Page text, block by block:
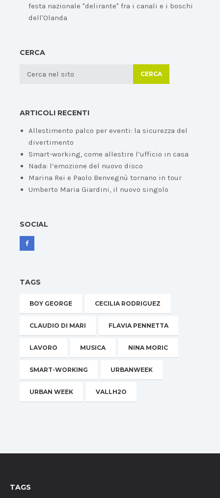
festa nazionale "delirante" fra i canali e i boschi
dell'Olanda
CERCA
CERCA
ARTICOLI RECENTI
Allestimento palco per eventi: la sicurezza del
divertimento
Smart-working, come allestire l’ufficio in casa
Nada: l’emozione del nuovo disco
Marina Rei e Paolo Benvegnù tornano in tour
Umberto Maria Giardini, il nuovo singolo
SOCIAL
TAGS
BOY GEORGE CECILIA RODRIGUEZ
CLAUDIO DI MARI FLAVIA PENNETTA
LAVORO MUSICA NINA MORIC
SMART-WORKING URBANWEEK
URBAN WEEK VALLH2O
TAGS